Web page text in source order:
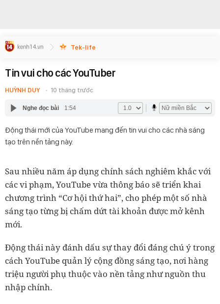
Tek-life
Tin vui cho các YouTuber
HUỲNH DUY 10 tháng trước
Nghe đọc bài 1:54
Động thái mới của YouTube mang đến tin vui cho các nhà sáng
tạo trên nền tảng này.
Sau nhiều năm áp dụng chính sách nghiêm khắc với
các vi phạm, YouTube vừa thông báo sẽ triển khai
chương trình “Cơ hội thứ hai”, cho phép một số nhà
sáng tạo từng bị chấm dứt tài khoản được mở kênh
mới.
Động thái này đánh dấu sự thay đổi đáng chú ý trong
cách YouTube quản lý cộng đồng sáng tạo, nơi hàng
triệu người phụ thuộc vào nền tảng như nguồn thu
nhập chính.